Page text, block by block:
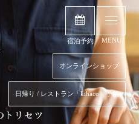
オンラインショップ
日帰り / レストラン「kihaco」予約
宿泊予約 MENU